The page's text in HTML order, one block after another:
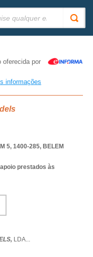
oferecida por
informações
5, 1400-285, BELEM
prestados às
LDA...